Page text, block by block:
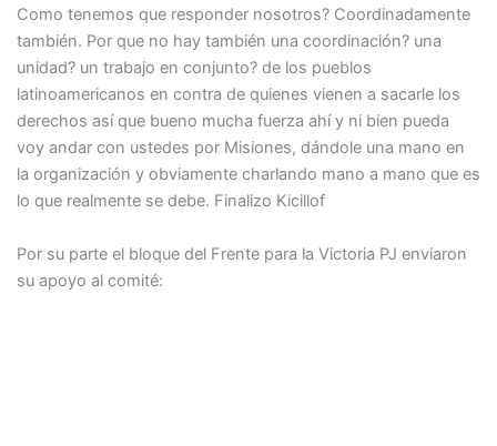
Como tenemos que responder nosotros? Coordinadamente
también. Por que no hay también una coordinación? una
unidad? un trabajo en conjunto? de los pueblos
latinoamericanos en contra de quienes vienen a sacarle los
derechos así que bueno mucha fuerza ahí y ni bien pueda
voy andar con ustedes por Misiones, dándole una mano en
la organización y obviamente charlando mano a mano que es
lo que realmente se debe. Finalizo Kicillof
Por su parte el bloque del Frente para la Victoria PJ enviaron
su apoyo al comité: